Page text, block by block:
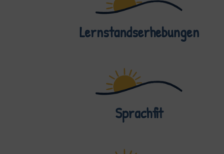
Lernstandserhebungen
Sprachfit